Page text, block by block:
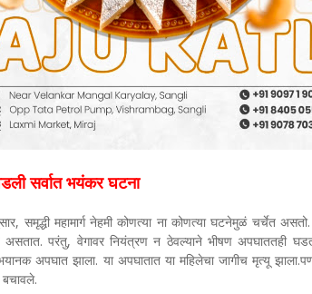
सर्वात भयंकर घटना
समृद्धी महामार्ग नेहमी कोणत्या ना कोणत्या घटनेमुळं चर्चेत
परंतु, वेगावर नियंत्रण न ठेवल्याने भीषण अपघाततही
अपघात झाला. या अपघातात या महिलेचा जागीच मृत्यू